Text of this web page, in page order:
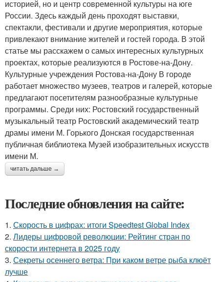
историей, но и центр современной культуры на юге
России. Здесь каждый день проходят выставки,
спектакли, фестивали и другие мероприятия, которые
привлекают внимание жителей и гостей города. В этой
статье мы расскажем о самых интересных культурных
проектах, которые реализуются в Ростове-на-Дону.
Культурные учреждения Ростова-на-Дону В городе
работает множество музеев, театров и галерей, которые
предлагают посетителям разнообразные культурные
программы. Среди них: Ростовский государственный
музыкальный театр Ростовский академический театр
драмы имени М. Горького Донская государственная
публичная библиотека Музей изобразительных искусств
имени М.
читать дальше →
Последние обновления на сайте:
1. Скорость в цифрах: итоги Speedtest Global Index
2. Лидеры цифровой революции: Рейтинг стран по
скорости интернета в 2025 году
3. Секреты осеннего ветра: При каком ветре рыба клюёт
лучше